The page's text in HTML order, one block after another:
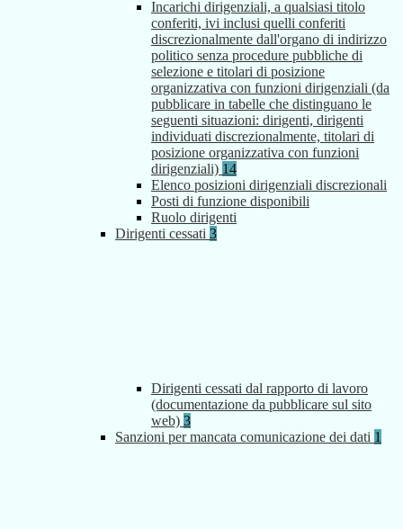
Incarichi dirigenziali, a qualsiasi titolo
conferiti, ivi inclusi quelli conferiti
discrezionalmente dall'organo di indirizzo
politico senza procedure pubbliche di
selezione e titolari di posizione
organizzativa con funzioni dirigenziali (da
pubblicare in tabelle che distinguano le
seguenti situazioni: dirigenti, dirigenti
individuati discrezionalmente, titolari di
posizione organizzativa con funzioni
dirigenziali) 14
Elenco posizioni dirigenziali discrezionali
Posti di funzione disponibili
Ruolo dirigenti
Dirigenti cessati 3
Dirigenti cessati dal rapporto di lavoro
(documentazione da pubblicare sul sito
web) 3
Sanzioni per mancata comunicazione dei dati 1